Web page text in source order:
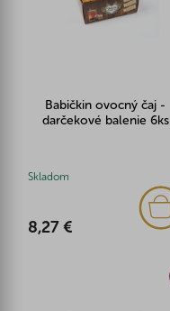
Babičkin ovocný čaj -
darčekové balenie 6ks
Skladom
8,27 €